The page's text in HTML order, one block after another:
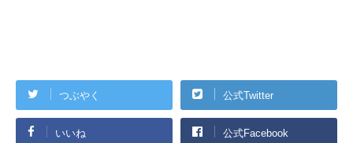
つぶやく 公式Twitter
いいね 公式Facebook